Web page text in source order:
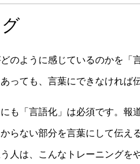
のように感じているのかを「
っても、言葉にできなければ
も「言語化」は必須です。報
らない部分を言葉にして伝え
人は、こんなトレーニングを